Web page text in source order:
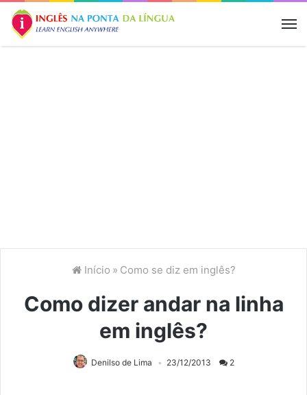
Início » Como se diz em inglês?
Como dizer andar na linha
em inglês?
Denilso de Lima 23/12/2013 2